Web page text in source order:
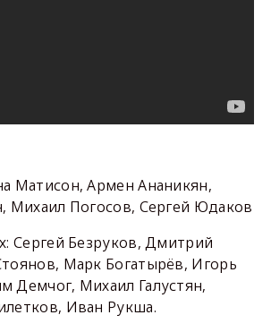
Матисон, Армен Ананикян,
Михаил Погосов, Сергей Юдаков
Сергей Безруков, Дмитрий
Марк Богатырёв, Игорь
Демчог, Михаил Галустян,
Иван Рукша.